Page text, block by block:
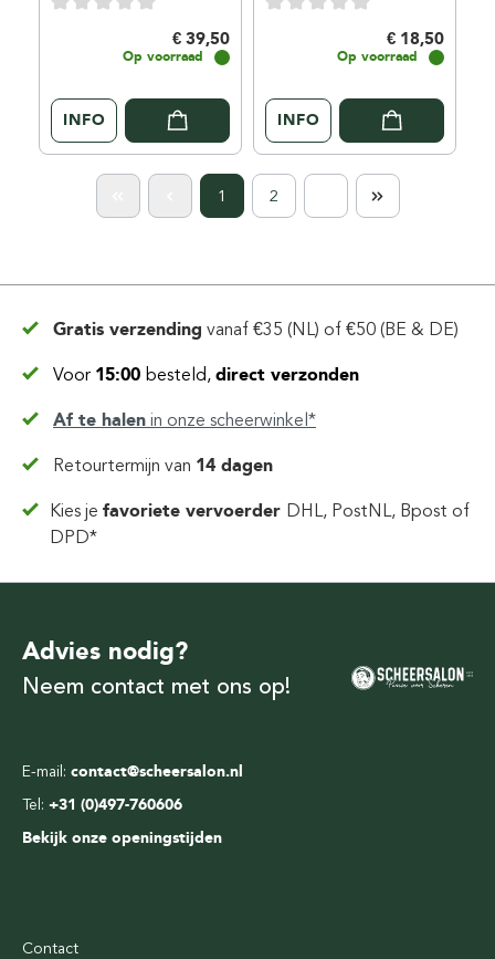
€ 39,50
Op voorraad
INFO
€ 18,50
Op voorraad
INFO
1 2
Gratis verzending vanaf €35 (NL) of €50 (BE & DE)
Voor 15:00 besteld, direct verzonden
Af te halen in onze scheerwinkel*
Retourtermijn van 14 dagen
Kies jefavoriete vervoerder DHL, PostNL, Bpost of
DPD*
E-mail: contact@scheersalon.nl
Tel: +31 (0)497-760606
Bekijk onze openingstijden
Advies nodig?
Neem contact met ons op!
Contact